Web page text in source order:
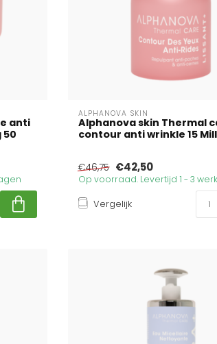
anti
ALPHANOVA SKIN
Alphanova skin Thermal
contour anti wrinkle 15
€46,75 €42,50
Op voorraad. Levertijd 1 - 3
Vergelijk